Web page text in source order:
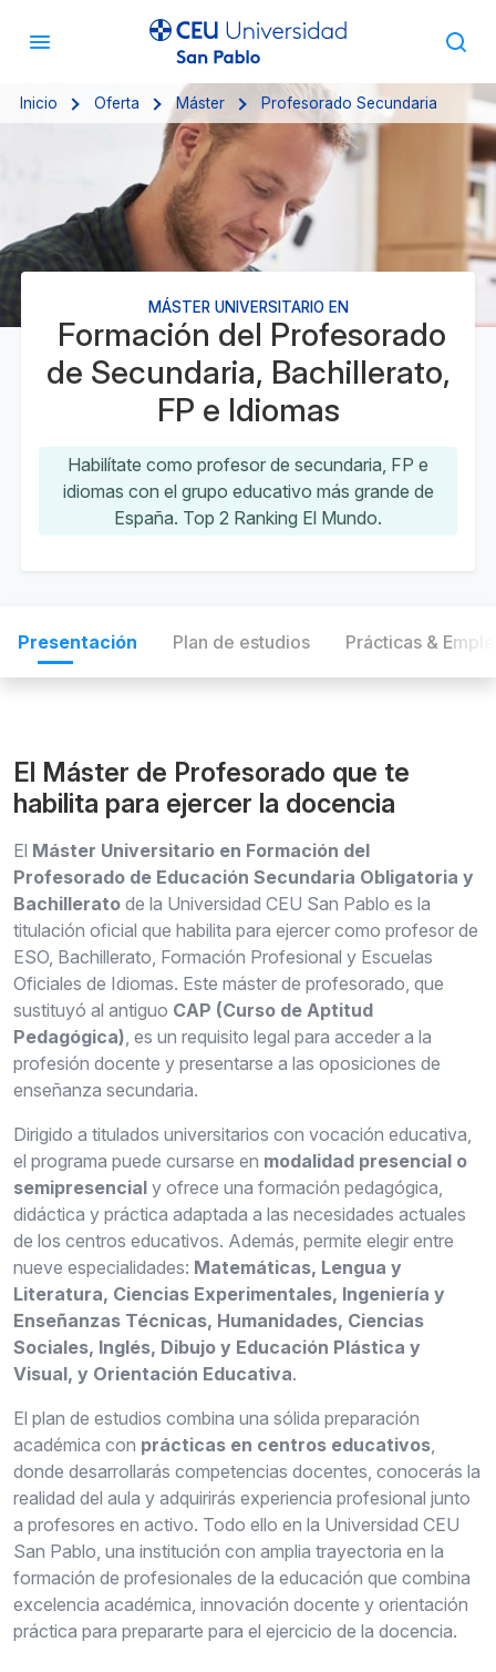
Inicio Oferta Máster Profesorado Secundaria
MÁSTER UNIVERSITARIO EN
Formación del Profesorado
de Secundaria, Bachillerato,
FP e Idiomas
Habilítate como profesor de secundaria, FP e
idiomas con el grupo educativo más grande de
España. Top 2 Ranking El Mundo.
Presentación Plan de estudios Prácticas &
El Máster de Profesorado que te
habilita para ejercer la docencia
El Máster Universitario en Formación del
Profesorado de Educación Secundaria Obligatoria y
Bachillerato de la Universidad CEU San Pablo es la
titulación oficial que habilita para ejercer como profesor de
ESO, Bachillerato, Formación Profesional y Escuelas
Oficiales de Idiomas. Este máster de profesorado, que
sustituyó al antiguo CAP (Curso de Aptitud
Pedagógica), es un requisito legal para acceder a la
profesión docente y presentarse a las oposiciones de
enseñanza secundaria.
Dirigido a titulados universitarios con vocación educativa,
el programa puede cursarse en modalidad presencial o
semipresencial y ofrece una formación pedagógica,
didáctica y práctica adaptada a las necesidades actuales
de los centros educativos. Además, permite elegir entre
nueve especialidades: Matemáticas, Lengua y
Literatura, Ciencias Experimentales, Ingeniería y
Enseñanzas Técnicas, Humanidades, Ciencias
Sociales, Inglés, Dibujo y Educación Plástica y
Visual, y Orientación Educativa.
El plan de estudios combina una sólida preparación
académica con prácticas en centros educativos,
donde desarrollarás competencias docentes, conocerás la
realidad del aula y adquirirás experiencia profesional junto
a profesores en activo. Todo ello en la Universidad CEU
San Pablo, una institución con amplia trayectoria en la
formación de profesionales de la educación que combina
excelencia académica, innovación docente y orientación
práctica para prepararte para el ejercicio de la docencia.